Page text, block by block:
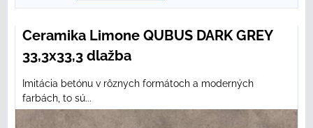
Ceramika Limone QUBUS DARK GREY
33,3x33,3 dlažba
Imitácia betónu v rôznych formátoch a moderných
farbách, to sú...